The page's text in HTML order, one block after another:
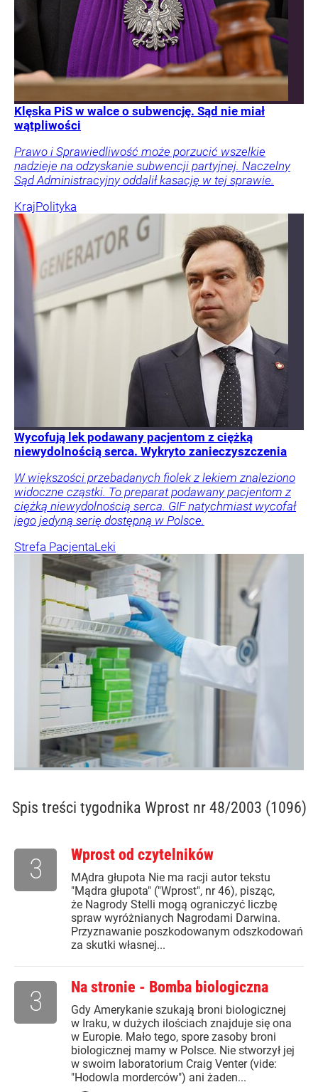
Klęska PiS w walce o subwencję. Sąd nie miał
wątpliwości
Prawo i Sprawiedliwość może porzucić wszelkie
nadzieje na odzyskanie subwencji partyjnej. Naczelny
Sąd Administracyjny oddalił kasację w tej sprawie.
KrajPolityka
Wycofują lek podawany pacjentom z ciężką
niewydolnością serca. Wykryto zanieczyszczenia
W większości przebadanych fiolek z lekiem znaleziono
widoczne cząstki. To preparat podawany pacjentom z
ciężką niewydolnością serca. GIF natychmiast wycofał
jego jedyną serię dostępną w Polsce.
Strefa PacjentaLeki
Spis treści tygodnika Wprost nr 48/2003 (1096)
Wprost od czytelników
MĄdra głupota Nie ma racji autor tekstu
"Mądra głupota" ("Wprost", nr 46), pisząc,
że Nagrody Stelli mogą ograniczyć liczbę
spraw wyróżnianych Nagrodami Darwina.
Przyznawanie poszkodowanym odszkodowań
za skutki własnej...
3
Na stronie - Bomba biologiczna
Gdy Amerykanie szukają broni biologicznej
w Iraku, w dużych ilościach znajduje się ona
w Europie. Mało tego, spore zasoby broni
biologicznej mamy w Polsce. Nie stworzył jej
w swoim laboratorium Craig Venter (vide:
"Hodowla morderców") ani żaden...
3